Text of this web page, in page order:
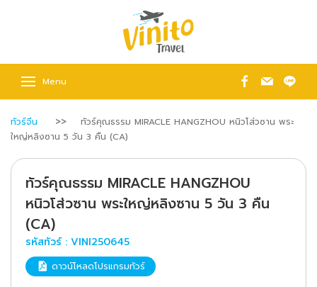
Menu
ทัวร์จีน
ทัวร์คุณธรรม MIRACLE HANGZHOU หนิวโส่วซาน พระ
ใหญ่หลิงซาน 5 วัน 3 คืน (CA)
ทัวร์คุณธรรม MIRACLE HANGZHOU
หนิวโส่วซาน พระใหญ่หลิงซาน 5 วัน 3 คืน
(CA)
รหัสทัวร์ : VINI250645
ดาวน์โหลดโปรแกรมทัวร์